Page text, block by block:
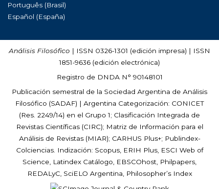
Português (Brasil)
Español (España)
Análisis Filosófico | ISSN 0326-1301 (edición impresa) | ISSN
1851-9636 (edición electrónica)
Registro de DNDA N° 90148101
Publicación semestral de la Sociedad Argentina de Análisis
Filosófico (SADAF) | Argentina Categorización: CONICET
(Res. 2249/14) en el Grupo 1; Clasificación Integrada de
Revistas Científicas (CIRC); Matriz de Información para el
Análisis de Revistas (MIAR); CARHUS Plus+; Publindex-
Colciencias. Indización: Scopus, ERIH Plus, ESCI Web of
Science, Latindex Catálogo, EBSCOhost, Philpapers,
REDALyC, SciELO Argentina, Philosopher’s Index